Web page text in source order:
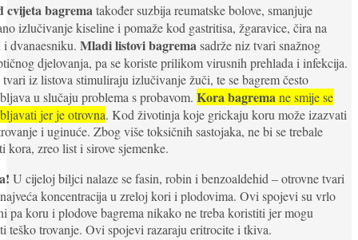
cvijeta bagrematakođer suzbija reumatske bolove, smanjuje
izlučivanje kiseline i pomaže kod gastritisa, žgaravice, čira na
i dvanaesniku. Mladi listovi bagremasadrže niz tvari snažnog
djelovanja, pa se koriste prilikom virusnih prehlada i infekcija.
iz listova stimuliraju izlučivanje žuči, te se bagrem često
u slučaju problema s probavom. Kora bagremane smije se
jer je otrovna. Kod životinja koje grickaju koru može izazvati
i uginuće. Zbog više toksičnih sastojaka, ne bi se trebale
kora, zreo list i sirove sjemenke.
U cijeloj biljci nalaze se fasin, robin i benzoaldehid – otrovne tvari
koncentracija u zreloj kori i plodovima. Ovi spojevi su vrlo
pa koru i plodove bagrema nikako ne treba koristiti jer mogu
teško trovanje. Ovi spojevi razaraju eritrocite i tkiva.